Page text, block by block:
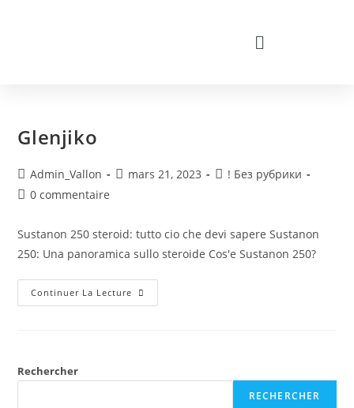
Glenjiko
Admin_Vallon mars 21, 2023
! Без рубрики
0 commentaire
Sustanon 250 steroid: tutto cio che devi sapere Sustanon
250: Una panoramica sullo steroide Cos'e Sustanon 250?
Continuer La Lecture
Rechercher
RECHERCHER